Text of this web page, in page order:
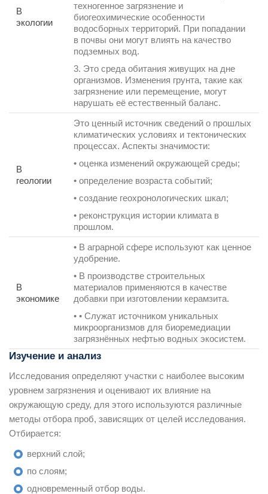
В
экологии
техногенное загрязнение и
биогеохимические особенности
водосборных территорий. При попадании
в почвы они могут влиять на качество
подземных вод.
3. Это среда обитания живущих на дне
организмов. Изменения грунта, такие как
загрязнение или перемещение, могут
нарушать её естественный баланс.
В
геологии
Это ценный источник сведений о прошлых
климатических условиях и тектонических
процессах. Аспекты значимости:
• оценка изменений окружающей среды;
• определение возраста событий;
• создание геохронологических шкал;
• реконструкция истории климата в
прошлом.
В
экономике
• В аграрной сфере используют как ценное
удобрение.
• В производстве строительных
материалов применяются в качестве
добавки при изготовлении керамзита.
• • Служат источником уникальных
микроорганизмов для биоремедиации
загрязнённых нефтью водных экосистем.
Изучение и анализ
Исследования определяют участки с наиболее высоким
уровнем загрязнения и оценивают их влияние на
окружающую среду, для этого используются различные
методы отбора проб, зависящих от целей исследования.
Отбирается:
верхний слой;
по слоям;
одновременный отбор воды.